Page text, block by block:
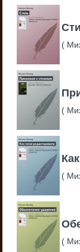
(
(
(
(